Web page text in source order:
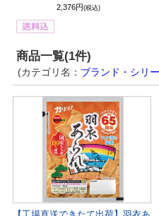
2,376円 (税込)
商品一覧(1件)
(カテゴリ名： ブランド・シリ